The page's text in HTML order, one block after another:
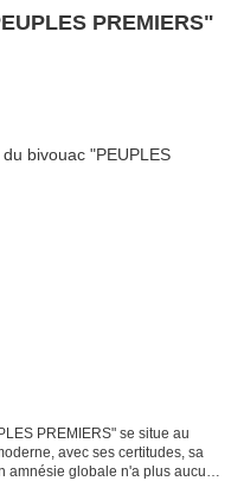
PREMIERS"
PREMIERS" se situe au
avec ses certitudes, sa
globale n'a plus aucun